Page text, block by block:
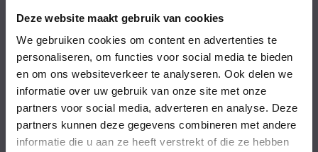
Deze website maakt gebruik van cookies
We gebruiken cookies om content en advertenties te
personaliseren, om functies voor social media te bieden
en om ons websiteverkeer te analyseren. Ook delen we
informatie over uw gebruik van onze site met onze
partners voor social media, adverteren en analyse. Deze
partners kunnen deze gegevens combineren met andere
informatie die u aan ze heeft verstrekt of die ze hebben
Zaterdag
Feestdagen
09:00-17:00 uur
Gesloten
Stel uw vraag
Achternaam